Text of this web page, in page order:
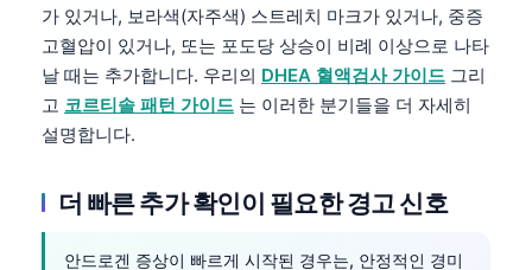
가 있거나, 보라색(자주색) 스트레치 마크가 있거나, 중증
고혈압이 있거나, 또는 포도당 상승이 비례 이상으로 나타
날 때는 추가합니다. 우리의 DHEA 혈액검사 가이드 그리
고 코르티솔 패턴 가이드 는 이러한 분기들을 더 자세히
설명합니다.
더 빠른 추가 확인이 필요한 경고 신호
안드로겐 증상이 빠르게 시작된 경우는, 안정적인 경미
Latviešu valoda
Euskara
Gàidhlig
Occitan
العربية المغربية